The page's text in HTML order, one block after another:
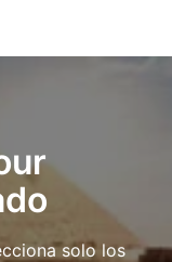
solo los